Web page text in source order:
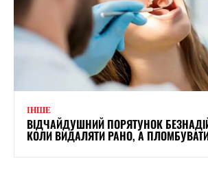
ІНШЕ
ВІДЧАЙДУШНИЙ ПОРЯТУНОК
КОЛИ ВИДАЛЯТИ РАНО, А